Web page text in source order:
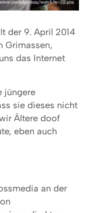
der 9. April 2014
Grimassen,
das Internet
jüngere
sie dieses nicht
Ältere doof
eben auch
an der